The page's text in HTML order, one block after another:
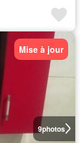
9photos
Mise à jour